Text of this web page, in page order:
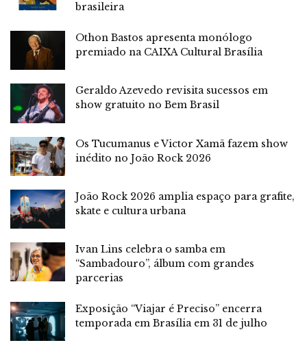
brasileira
Othon Bastos apresenta monólogo
premiado na CAIXA Cultural Brasília
Geraldo Azevedo revisita sucessos em
show gratuito no Bem Brasil
Os Tucumanus e Victor Xamã fazem show
inédito no João Rock 2026
João Rock 2026 amplia espaço para grafite,
skate e cultura urbana
Ivan Lins celebra o samba em
“Sambadouro”, álbum com grandes
parcerias
Exposição “Viajar é Preciso” encerra
temporada em Brasília em 31 de julho